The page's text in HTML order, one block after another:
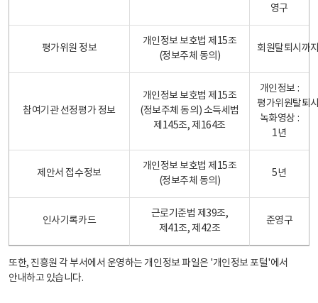
영구
평가위원 정보
개인정보 보호법 제15조
(정보주체 동의)
회원탈퇴시까
참여기관 선정평가 정보
개인정보 보호법 제15조
(정보주체 동의) 소득세법
제145조, 제164조
개인정보 :
평가위원탈퇴
녹화영상 :
1년
제안서 접수정보
개인정보 보호법 제15조
(정보주체 동의)
5년
인사기록카드
근로기준법 제39조,
제41조, 제42조
준영구
또한, 진흥원 각 부서에서 운영하는 개인정보 파일은 '개인정보 포털'에서
안내하고 있습니다.